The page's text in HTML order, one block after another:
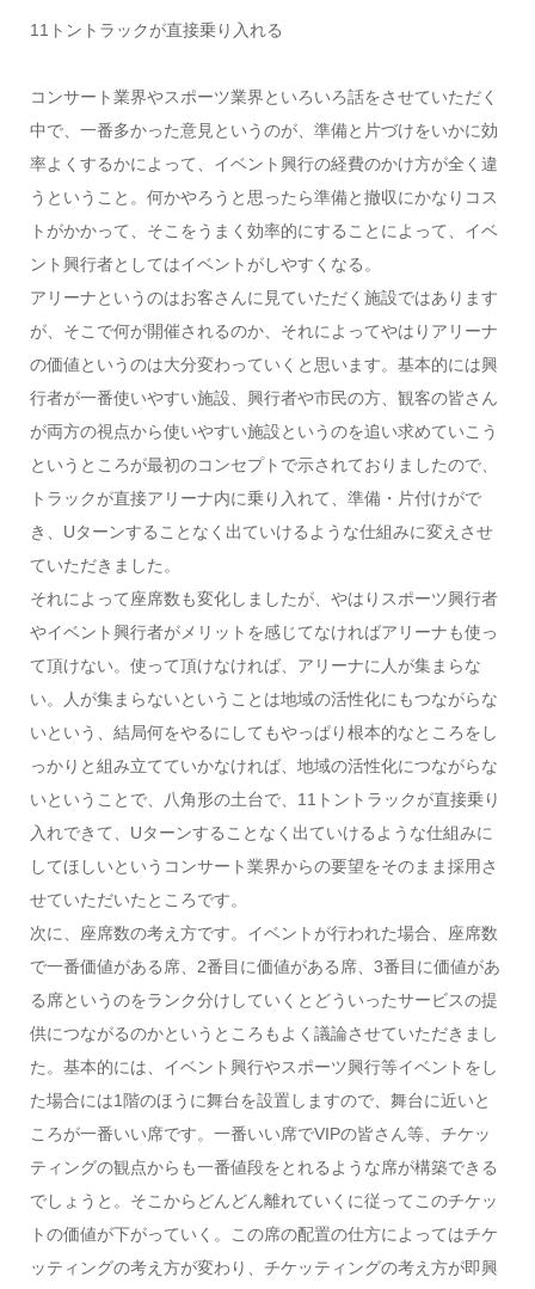
11トントラックが直接乗り入れる
コンサート業界やスポーツ業界といろいろ話をさせていただく
中で、一番多かった意見というのが、準備と片づけをいかに効
率よくするかによって、イベント興行の経費のかけ方が全く違
うということ。何かやろうと思ったら準備と撤収にかなりコス
トがかかって、そこをうまく効率的にすることによって、イベ
ント興行者としてはイベントがしやすくなる。
アリーナというのはお客さんに見ていただく施設ではあります
が、そこで何が開催されるのか、それによってやはりアリーナ
の価値というのは大分変わっていくと思います。基本的には興
行者が一番使いやすい施設、興行者や市民の方、観客の皆さん
が両方の視点から使いやすい施設というのを追い求めていこう
というところが最初のコンセプトで示されておりましたので、
トラックが直接アリーナ内に乗り入れて、準備・片付けがで
き、Uターンすることなく出ていけるような仕組みに変えさせ
ていただきました。
それによって座席数も変化しましたが、やはりスポーツ興行者
やイベント興行者がメリットを感じてなければアリーナも使っ
て頂けない。使って頂けなければ、アリーナに人が集まらな
い。人が集まらないということは地域の活性化にもつながらな
いという、結局何をやるにしてもやっぱり根本的なところをし
っかりと組み立てていかなければ、地域の活性化につながらな
いということで、八角形の土台で、11トントラックが直接乗り
入れできて、Uターンすることなく出ていけるような仕組みに
してほしいというコンサート業界からの要望をそのまま採用さ
せていただいたところです。
次に、座席数の考え方です。イベントが行われた場合、座席数
で一番価値がある席、2番目に価値がある席、3番目に価値があ
る席というのをランク分けしていくとどういったサービスの提
供につながるのかというところもよく議論させていただきまし
た。基本的には、イベント興行やスポーツ興行等イベントをし
た場合には1階のほうに舞台を設置しますので、舞台に近いと
ころが一番いい席です。一番いい席でVIPの皆さん等、チケッ
ティングの観点からも一番値段をとれるような席が構築できる
でしょうと。そこからどんどん離れていくに従ってこのチケッ
トの価値が下がっていく。この席の配置の仕方によってはチケ
ッティングの考え方が変わり、チケッティングの考え方が即興